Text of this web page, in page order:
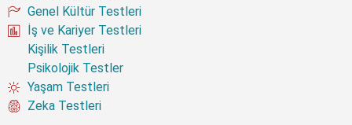
Genel Kültür Testleri
İş ve Kariyer Testleri
Kişilik Testleri
Psikolojik Testler
Yaşam Testleri
Zeka Testleri